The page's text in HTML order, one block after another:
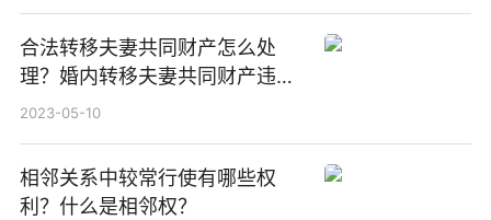
合法转移夫妻共同财产怎么处
理？婚内转移夫妻共同财产违法
吗？
2023-05-10
相邻关系中较常行使有哪些权
利？什么是相邻权？